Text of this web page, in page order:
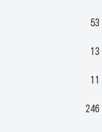
53
13
11
246